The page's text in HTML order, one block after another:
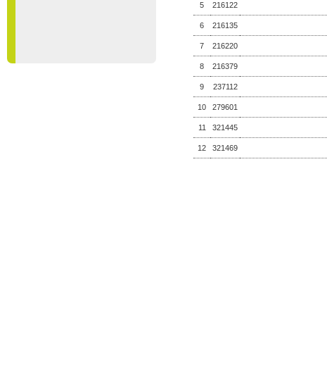
5 216122
6 216135
7 216220
8 216379
9 237112
10 279601
11 321445
12 321469